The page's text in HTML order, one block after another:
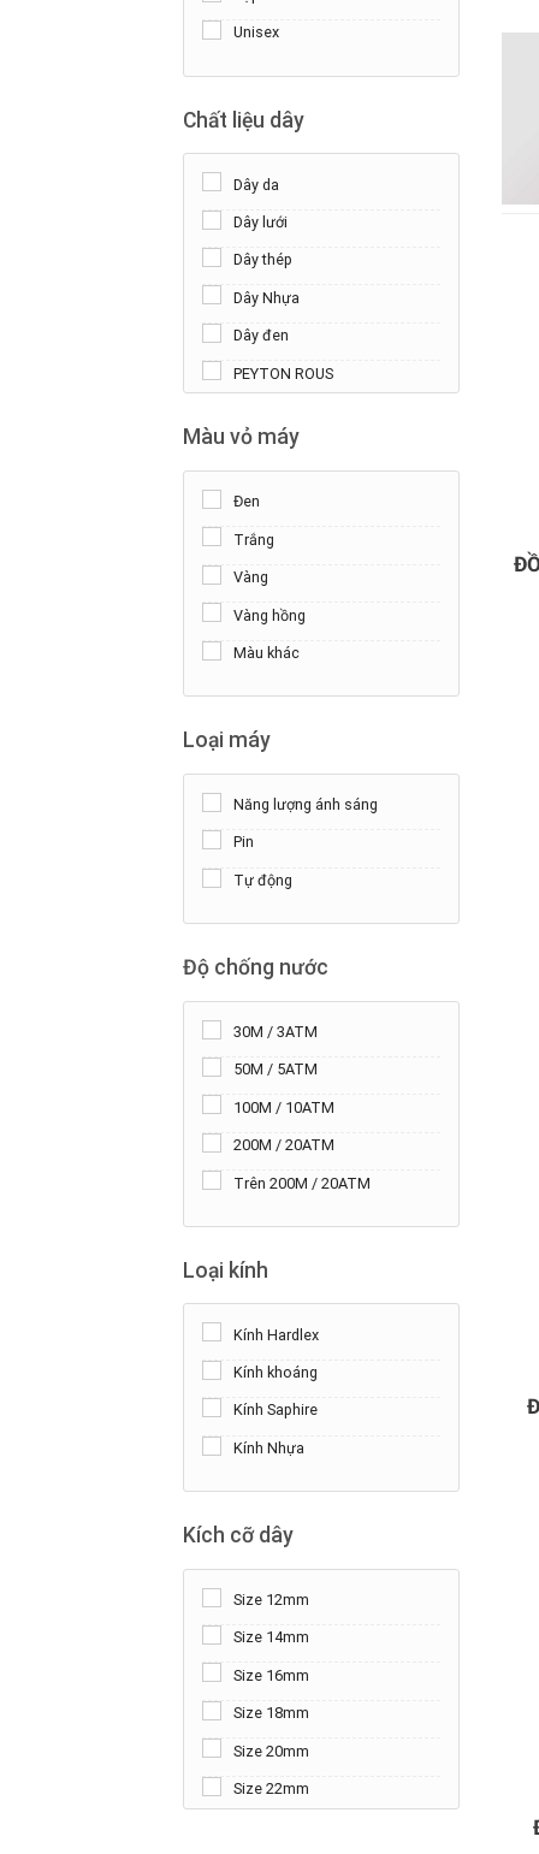
Unisex
Chất liệu dây
Dây da
Dây lưới
Dây thép
Dây Nhựa
Dây đen
PEYTON ROUS
Da Cá Sấu
Màu vỏ máy
Đen
Trắng
Vàng
Vàng hồng
Màu khác
Loại máy
Năng lượng ánh sáng
Pin
Tự động
Độ chống nước
30M / 3ATM
50M / 5ATM
100M / 10ATM
200M / 20ATM
Trên 200M / 20ATM
Loại kính
Kính Hardlex
Kính khoáng
Kính Saphire
Kính Nhựa
Kích cỡ dây
Size 12mm
Size 14mm
Size 16mm
Size 18mm
Size 20mm
Size 22mm